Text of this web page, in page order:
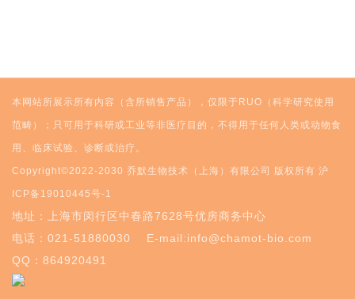
本网站所展示所有内容（含所销售产品），仅限于RUO（科学研究使用
范畴）；只可用于科研或工业等非医疗目的，不得用于任何人类或动物食
用、临床试验、诊断或治疗。
Copyright©2022-2030 乔默生物技术（上海）有限公司 版权所有 沪
ICP备19010445号-1
地址：上海市闵行区中春路7628号优房商务中心
电话：021-51880030
E-mail:info@chamot-bio.com
QQ：864920491